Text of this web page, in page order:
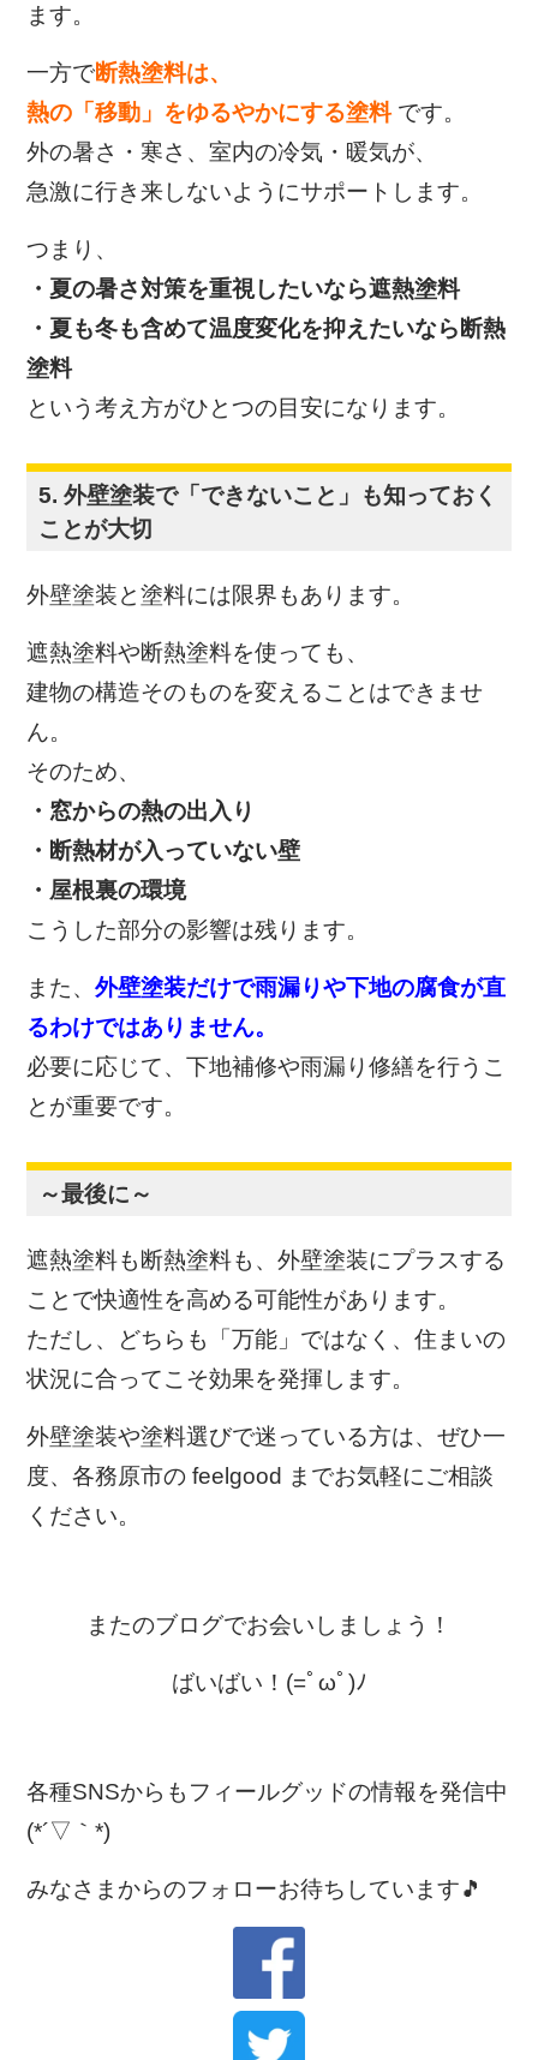
ます。
一方で断熱塗料は、
熱の「移動」をゆるやかにする塗料 です。
外の暑さ・寒さ、室内の冷気・暖気が、
急激に行き来しないようにサポートします。
つまり、
・夏の暑さ対策を重視したいなら遮熱塗料
・夏も冬も含めて温度変化を抑えたいなら断熱
塗料
という考え方がひとつの目安になります。
5. 外壁塗装で「できないこと」も知っておく
ことが大切
外壁塗装と塗料には限界もあります。
遮熱塗料や断熱塗料を使っても、
建物の構造そのものを変えることはできませ
ん。
そのため、
・窓からの熱の出入り
・断熱材が入っていない壁
・屋根裏の環境
こうした部分の影響は残ります。
また、外壁塗装だけで雨漏りや下地の腐食が直
るわけではありません。
必要に応じて、下地補修や雨漏り修繕を行うこ
とが重要です。
～最後に～
遮熱塗料も断熱塗料も、外壁塗装にプラスする
ことで快適性を高める可能性があります。
ただし、どちらも「万能」ではなく、住まいの
状況に合ってこそ効果を発揮します。
外壁塗装や塗料選びで迷っている方は、ぜひ一
度、各務原市の feelgood までお気軽にご相談
ください。
またのブログでお会いしましょう！
ばいばい！(=ﾟωﾟ)ﾉ
各種SNSからもフィールグッドの情報を発信中
(*´▽｀*)
みなさまからのフォローお待ちしています🎵